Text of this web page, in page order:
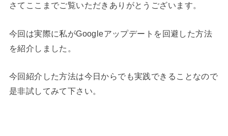
さてここまでご覧いただきありがとうございます。
今回は実際に私がGoogleアップデートを回避した方法
を紹介しました。
今回紹介した方法は今日からでも実践できることなので
是非試してみて下さい。